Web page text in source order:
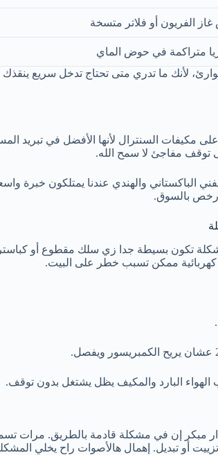
الفريون أو فلاتر متسخة
متراكمة في حوض الماي
لأنك ما تدري متى تحتاج تدخل سريع ينقذك
السنترال لأنها الأفضل في تبريد
توقف مفاجئ لا سمح الله.
الباكستاني والهندي عندنا يمتلكون خبرة
بالسوق.
تكون بسيطة جدا زي سلك مقطوع أو
كهربائية ممكن تسبب خطر على البيت.
البارد والمكيف يظل يشتغل بدون توقف.
مبكر إن في مشكلة قادمة بالطريق. مرات
أو تبديل. إهمال هالأصوات راح يخلي